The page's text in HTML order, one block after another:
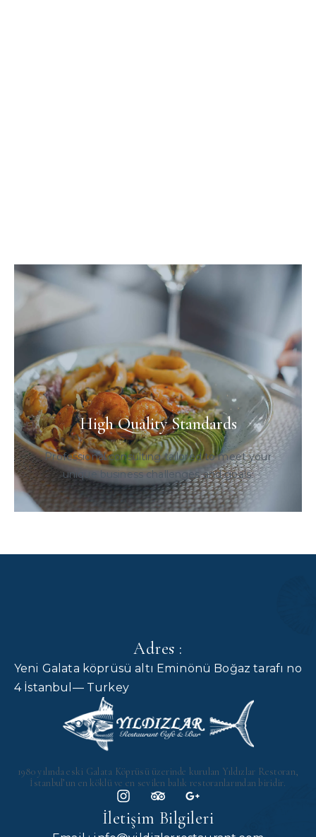
High Quality Standards
Professional consulting tailored to meet your
unique business challenges and goals.
Adres :
Yeni Galata köprüsü altı Eminönü Boğaz tarafı no
4 İstanbul— Turkey
1980 yılında eski Galata Köprüsü üzerinde kurulan Yıldızlar Restoran,
İstanbul’un en köklü ve en sevilen balık restoranlarından biridir.
İletişim Bilgileri